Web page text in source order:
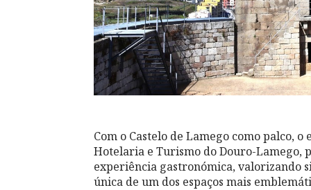
Com o Castelo de Lamego como palco,
Hotelaria e Turismo do Douro-Lamego,
experiência gastronómica, valorizando
única de um dos espaços mais